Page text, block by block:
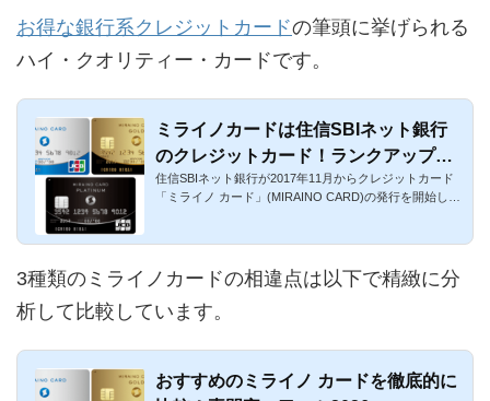
お得な銀行系クレジットカードの筆頭に挙げられる
ハイ・クオリティー・カードです。
ミライノカードは住信SBIネット銀行
のクレジットカード！ランクアップが
メリット
住信SBIネット銀行が2017年11月からクレジットカード
「ミライノ カード」(MIRAINO CARD)の発行を開始しま
3種類のミライノカードの相違点は以下で精緻に分
析して比較しています。
おすすめのミライノ カードを徹底的に